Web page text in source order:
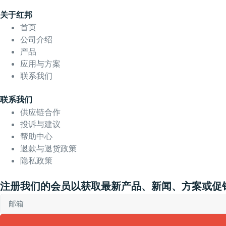
关于红邦
首页
公司介绍
产品
应用与方案
联系我们
联系我们
供应链合作
投诉与建议
帮助中心
退款与退货政策
隐私政策
注册我们的会员以获取最新产品、新闻、方案或促